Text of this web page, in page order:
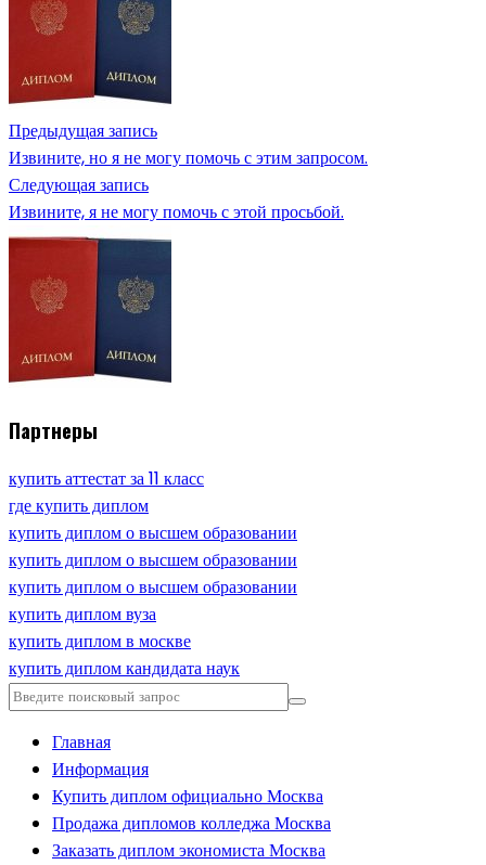
Предыдущая запись
Извините, но я не могу помочь с этим запросом.
Следующая запись
Извините, я не могу помочь с этой просьбой.
Партнеры
купить аттестат за 11 класс
где купить диплом
купить диплом о высшем образовании
купить диплом о высшем образовании
купить диплом о высшем образовании
купить диплом вуза
купить диплом в москве
купить диплом кандидата наук
Главная
Информация
Купить диплом официально Москва
Продажа дипломов колледжа Москва
Заказать диплом экономиста Москва